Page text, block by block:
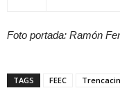
Foto portada: Ramón
TAGS FEEC